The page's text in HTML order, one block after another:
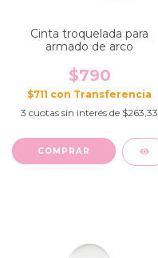
Cinta troquelada para
armado de arco
$790
$711 con
3 cuotas sin interés de $263,33